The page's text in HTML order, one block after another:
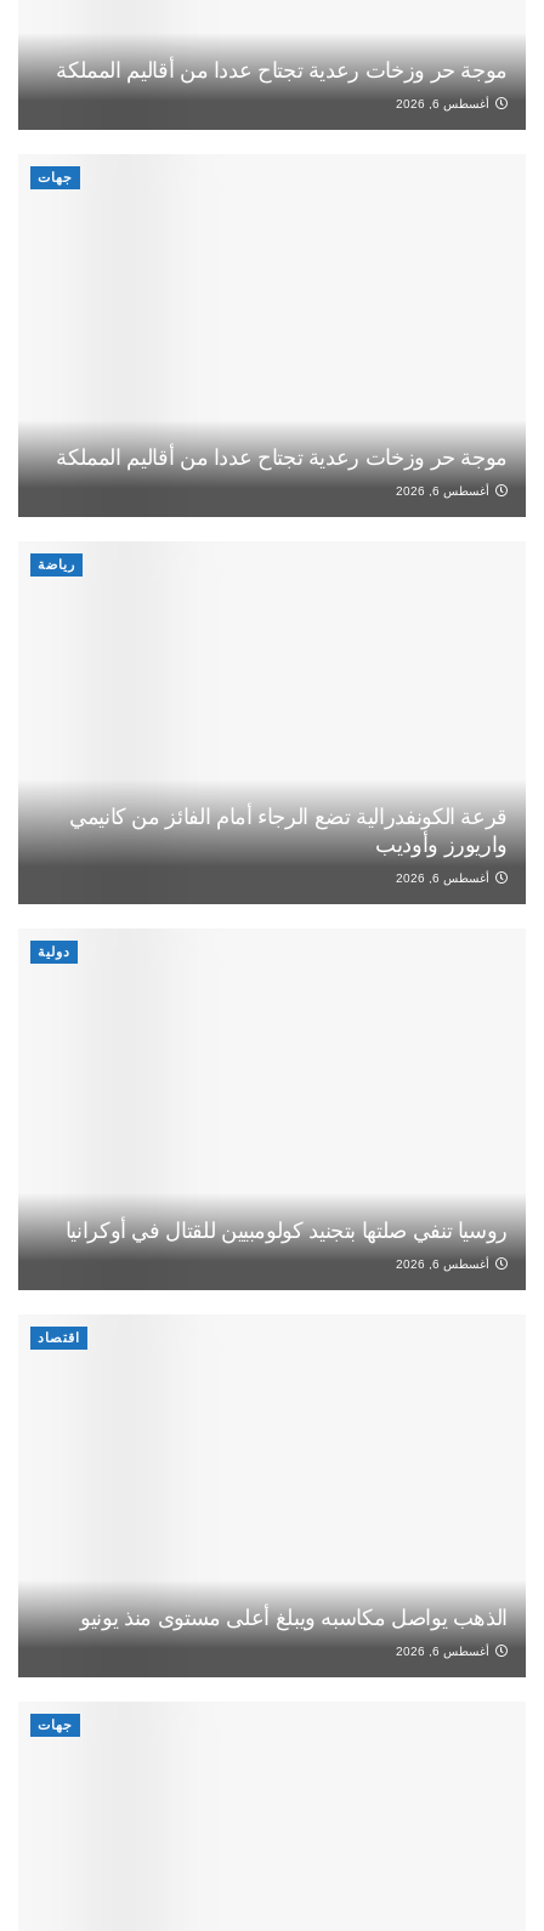
موجة حر وزخات رعدية تجتاح عددا من أقاليم المملكة
أغسطس 6, 2026
جهات
موجة حر وزخات رعدية تجتاح عددا من أقاليم المملكة
أغسطس 6, 2026
رياضة
قرعة الكونفدرالية تضع الرجاء أمام الفائز من كانيمي
واريورز وأوديب
أغسطس 6, 2026
دولية
روسيا تنفي صلتها بتجنيد كولومبيين للقتال في أوكرانيا
أغسطس 6, 2026
اقتصاد
الذهب يواصل مكاسبه ويبلغ أعلى مستوى منذ يونيو
أغسطس 6, 2026
جهات